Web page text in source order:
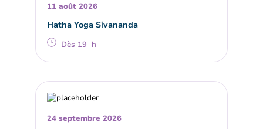
11 août 2026
Hatha Yoga Sivananda
Dès 19 h
24 septembre 2026